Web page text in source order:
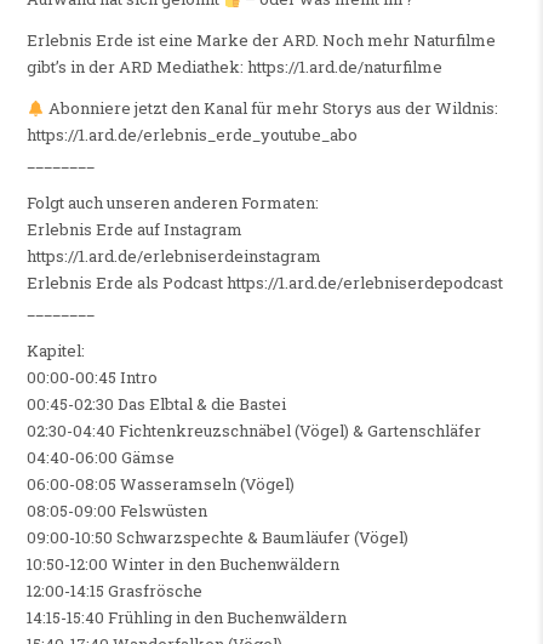
Erlebnis Erde ist eine Marke der ARD. Noch mehr Naturfilme
gibt’s in der ARD Mediathek: https://1.ard.de/naturfilme
Abonniere jetzt den Kanal für mehr Storys aus der Wildnis:
https://1.ard.de/erlebnis_erde_youtube_abo
Folgt auch unseren anderen Formaten:
Erlebnis Erde auf Instagram
https://1.ard.de/erlebniserdeinstagram
Erlebnis Erde als Podcast https://1.ard.de/erlebniserdepodcast
Kapitel:
00:00-00:45 Intro
00:45-02:30 Das Elbtal & die Bastei
02:30-04:40 Fichtenkreuzschnäbel (Vögel) & Gartenschläfer
04:40-06:00 Gämse
06:00-08:05 Wasseramseln (Vögel)
08:05-09:00 Felswüsten
09:00-10:50 Schwarzspechte & Baumläufer (Vögel)
10:50-12:00 Winter in den Buchenwäldern
12:00-14:15 Grasfrösche
14:15-15:40 Frühling in den Buchenwäldern